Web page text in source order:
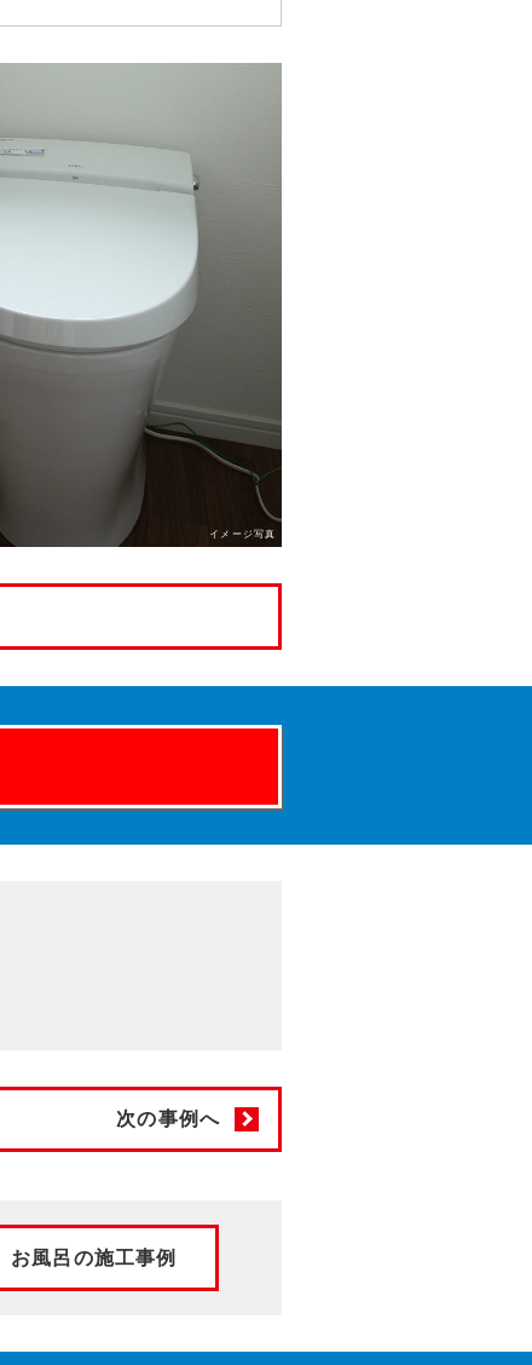
イメージ写真
次の事例へ
お風呂の施工事例